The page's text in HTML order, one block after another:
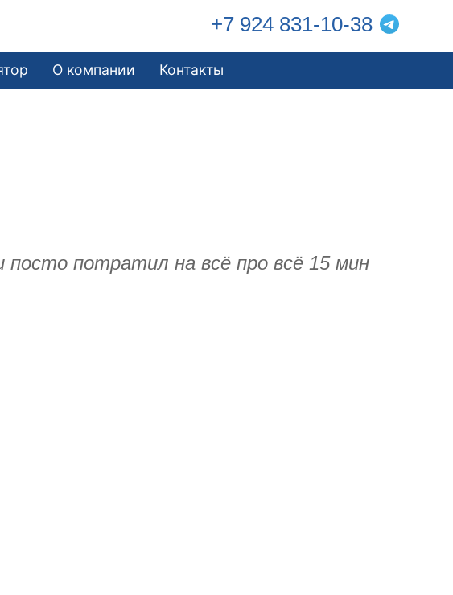
+7 924 831-10-38
О компании Контакты
посто потратил на всё про всё 15 мин